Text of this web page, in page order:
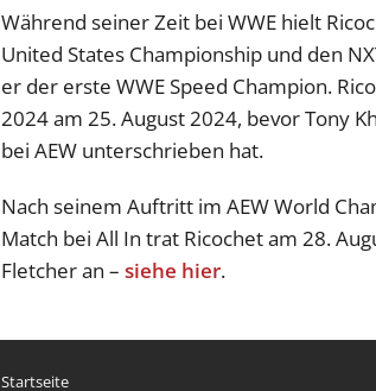
Während seiner Zeit bei WWE hielt
United States Championship und den
er der erste WWE Speed Champion.
2024 am 25. August 2024, bevor Tony
bei AEW unterschrieben hat.
Nach seinem Auftritt im AEW World
Match bei All In trat Ricochet am 28.
Fletcher an – siehe hier.
Startseite